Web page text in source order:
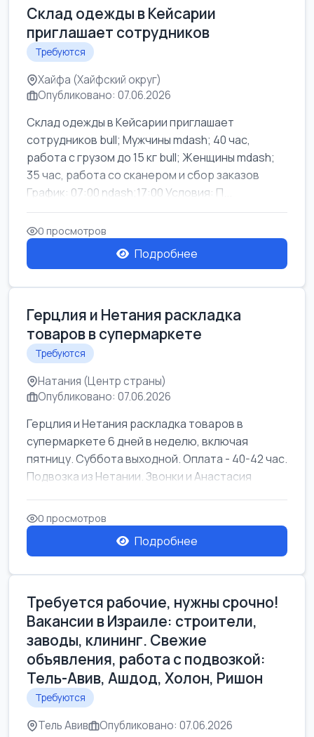
Склад одежды в Кейсарии
приглашает сотрудников
Требуются
Хайфа (Хайфский округ)
Опубликовано: 07.06.2026
Склад одежды в Кейсарии приглашает
сотрудников bull; Мужчины mdash; 40 час,
работа с грузом до 15 кг bull; Женщины mdash;
35 час, работа со сканером и сбор заказов
График: 07:00 ndash;17:00 Условия: П...
0 просмотров
Подробнее
Герцлия и Нетания раскладка
товаров в супермаркете
Требуются
Натания (Центр страны)
Опубликовано: 07.06.2026
Герцлия и Нетания раскладка товаров в
супермаркете 6 дней в неделю, включая
пятницу. Суббота выходной. Оплата - 40-42 час.
Подвозка из Нетании. Звонки и Анастасия
0 просмотров
Подробнее
Требуется рабочие, нужны срочно!
Вакансии в Израиле: строители,
заводы, клининг. Свежие
объявления, работа с подвозкой:
Тель-Авив, Ашдод, Холон, Ришон
Требуются
Тель Авив Опубликовано: 07.06.2026